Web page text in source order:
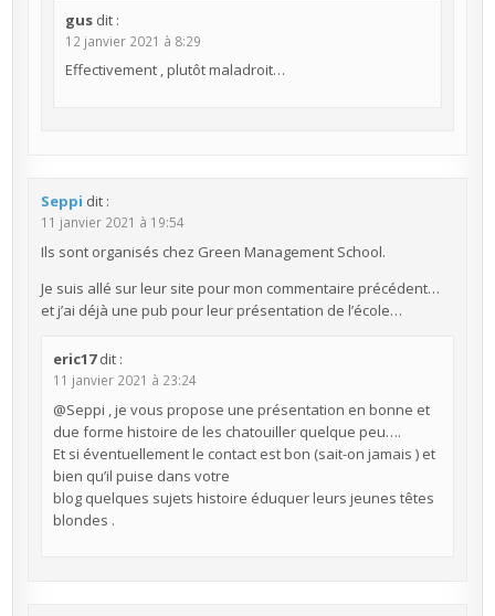
gus dit :
12 janvier 2021 à 8:29
Effectivement , plutôt maladroit…
Seppi dit :
11 janvier 2021 à 19:54
Ils sont organisés chez Green Management School.
Je suis allé sur leur site pour mon commentaire précédent…
et j’ai déjà une pub pour leur présentation de l’école…
eric17 dit :
11 janvier 2021 à 23:24
@Seppi , je vous propose une présentation en bonne et
due forme histoire de les chatouiller quelque peu….
Et si éventuellement le contact est bon (sait-on jamais ) et
bien qu’il puise dans votre
blog quelques sujets histoire éduquer leurs jeunes têtes
blondes .